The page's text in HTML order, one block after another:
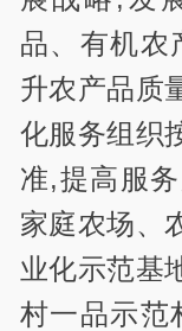
品、有机农
升农产品质
化服务组织
准,提高服
家庭农场、
业化示范基
村一品示范